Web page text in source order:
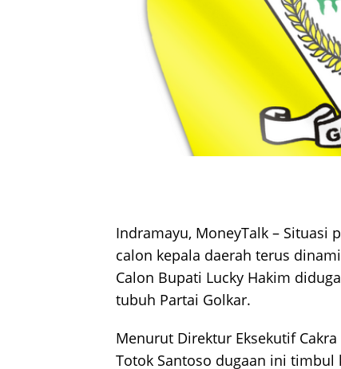
Indramayu, MoneyTalk – Situasi
calon kepala daerah terus
Calon Bupati Lucky Hakim
tubuh Partai Golkar.
Menurut Direktur Eksekutif
Totok Santoso dugaan ini timbul